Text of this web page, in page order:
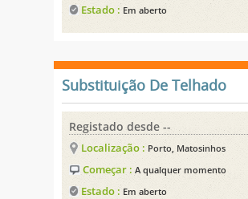
Estado : Em aberto
Substituição De Telhado
Registado desde --
Localização : Porto, Matosinhos
Começar :A qualquer momento
Estado : Em aberto